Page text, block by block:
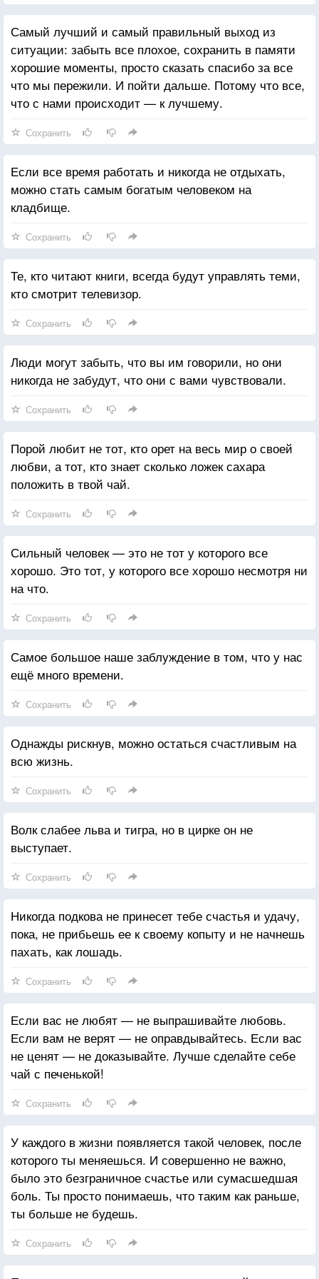
Самый лучший и самый правильный выход из
ситуации: забыть все плохое, сохранить в памяти
хорошие моменты, просто сказать спасибо за все
что мы пережили. И пойти дальше. Потому что все,
что с нами происходит — к лучшему.
Сохранить
Если все время работать и никогда не отдыхать,
можно стать самым богатым человеком на
кладбище.
Сохранить
Те, кто читают книги, всегда будут управлять теми,
кто смотрит телевизор.
Сохранить
Люди могут забыть, что вы им говорили, но они
никогда не забудут, что они с вами чувствовали.
Сохранить
Порой любит не тот, кто орет на весь мир о своей
любви, а тот, кто знает сколько ложек сахара
положить в твой чай.
Сохранить
Сильный человек — это не тот у которого все
хорошо. Это тот, у которого все хорошо несмотря ни
на что.
Сохранить
Самое большое наше заблуждение в том, что у нас
ещё много времени.
Сохранить
Однажды рискнув, можно остаться счастливым на
всю жизнь.
Сохранить
Волк слабее льва и тигра, но в цирке он не
выступает.
Сохранить
Никогда подкова не принесет тебе счастья и удачу,
пока, не прибьешь ее к своему копыту и не начнешь
пахать, как лошадь.
Сохранить
Если вас не любят — не выпрашивайте любовь.
Если вам не верят — не оправдывайтесь. Если вас
не ценят — не доказывайте. Лучше сделайте себе
чай с печенькой!
Сохранить
У каждого в жизни появляется такой человек, после
которого ты меняешься. И совершенно не важно,
было это безграничное счастье или сумасшедшая
боль. Ты просто понимаешь, что таким как раньше,
ты больше не будешь.
Сохранить